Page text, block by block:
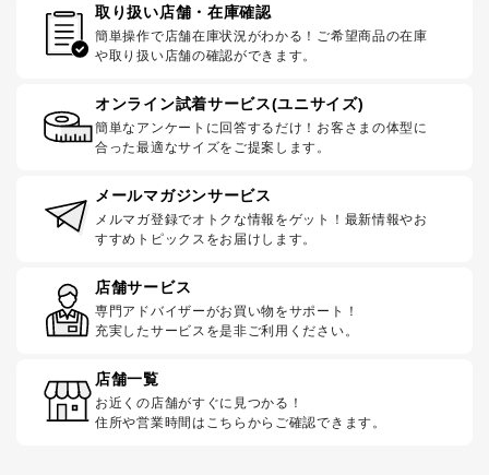
取り扱い店舗・在庫確認
簡単操作で店舗在庫状況がわかる！ご希望商品の在庫
や取り扱い店舗の確認ができます。
オンライン試着サービス(ユニサイズ)
簡単なアンケートに回答するだけ！お客さまの体型に
合った最適なサイズをご提案します。
メールマガジンサービス
メルマガ登録でオトクな情報をゲット！最新情報やお
すすめトピックスをお届けします。
店舗サービス
専門アドバイザーがお買い物をサポート！
充実したサービスを是非ご利用ください。
店舗一覧
お近くの店舗がすぐに見つかる！
住所や営業時間はこちらからご確認できます。